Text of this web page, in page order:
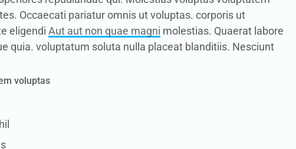
Occaecati pariatur omnis ut voluptas. corporis ut
eligendi Aut aut non quae magni molestias. Quaerat labore
quia. voluptatum soluta nulla placeat blanditiis. Nesciunt
voluptas